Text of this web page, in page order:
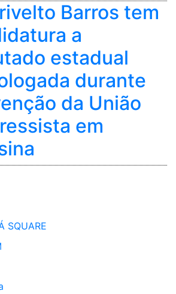
Barros tem
a
estadual
durante
da União
em